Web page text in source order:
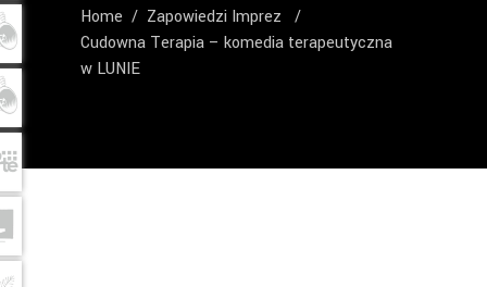
Home / Zapowiedzi Imprez
/
Cudowna Terapia – komedia terapeutyczna
w LUNIE